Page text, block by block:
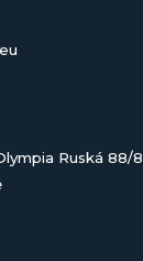
Ruská 88/8